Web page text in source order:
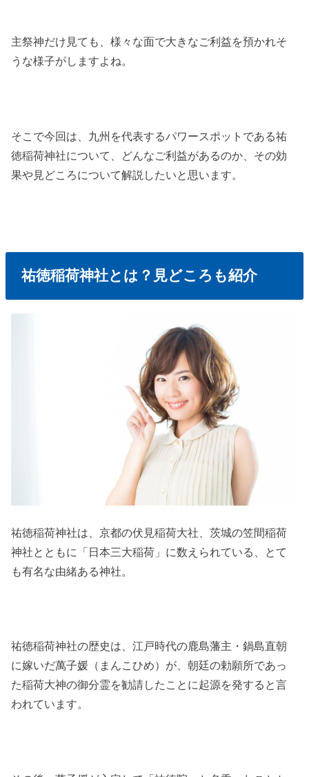
主祭神だけ見ても、様々な面で大きなご利益を預かれそ
うな様子がしますよね。
そこで今回は、九州を代表するパワースポットである祐
徳稲荷神社について、どんなご利益があるのか、その効
果や見どころについて解説したいと思います。
祐徳稲荷神社とは？見どころも紹介
祐徳稲荷神社は、京都の伏見稲荷大社、茨城の笠間稲荷
神社とともに「日本三大稲荷」に数えられている、とて
も有名な由緒ある神社。
祐徳稲荷神社の歴史は、江戸時代の鹿島藩主・鍋島直朝
に嫁いだ萬子媛（まんこひめ）が、朝廷の勅願所であっ
た稲荷大神の御分霊を勧請したことに起源を発すると言
われています。